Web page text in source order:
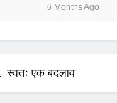
6 Months Ago
6 Months Ago
8 Months Ago
स्वतः एक बदलाव